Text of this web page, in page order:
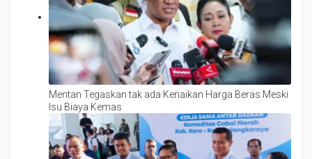
Mentan Tegaskan tak ada Kenaikan Harga Beras Meski
Isu Biaya Kemas